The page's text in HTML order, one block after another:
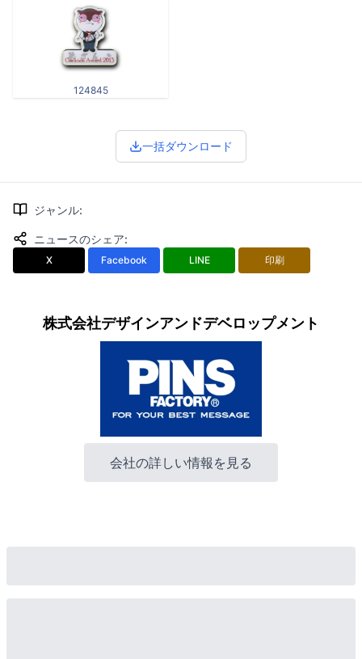
124845
一括ダウンロード
ジャンル:
ニュースのシェア:
X Facebook LINE 印刷
株式会社デザインアンドデベロップメント
会社の詳しい情報を見る